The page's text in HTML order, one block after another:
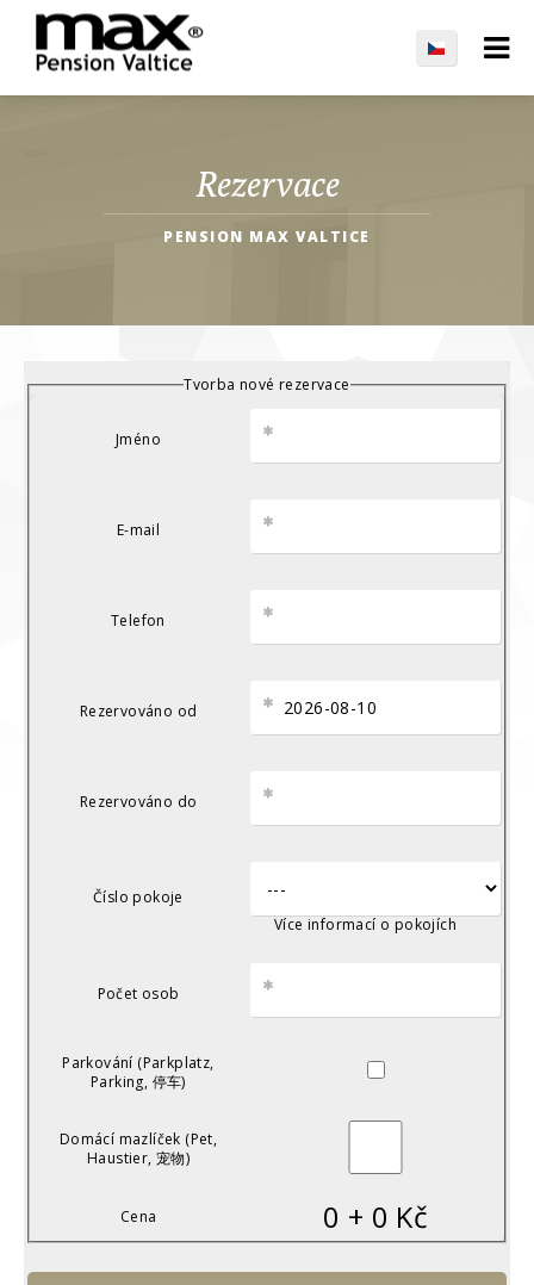
Rezervace
PENSION MAX VALTICE
Tvorba nové rezervace
Jméno
E-mail
Telefon
Rezervováno od
Rezervováno do
Číslo pokoje
Více informací o pokojích
Počet osob
Parkování (Parkplatz,
Parking, 停车)
Domácí mazlíček (Pet,
Haustier, 宠物)
Cena 0 + 0 Kč